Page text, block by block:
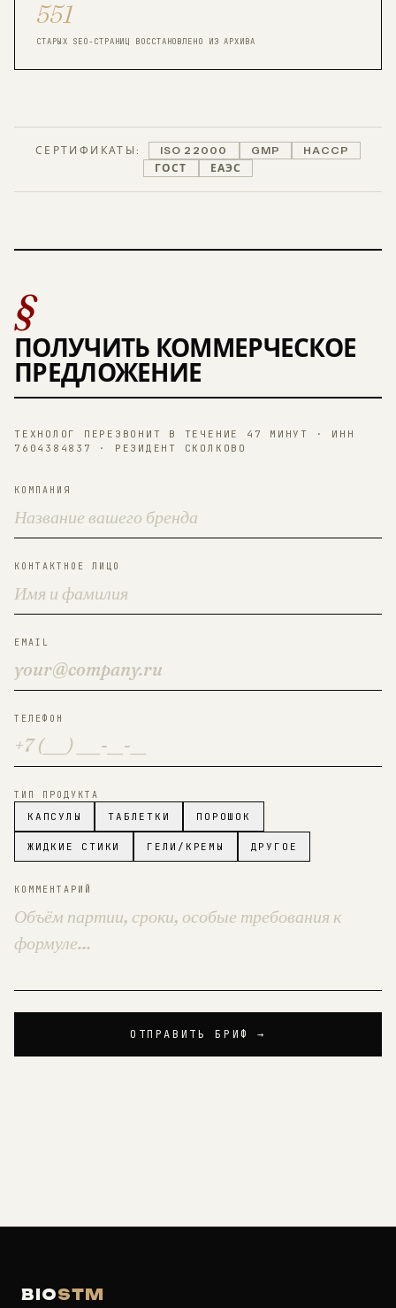
551
СТАРЫХ SEO-СТРАНИЦ ВОССТАНОВЛЕНО ИЗ АРХИВА
СЕРТИФИКАТЫ: ISO 22000 GMP
HACCP
ГОСТ
ЕАЭС
§
ПОЛУЧИТЬ КОММЕРЧЕСКОЕ
ПРЕДЛОЖЕНИЕ
ТЕХНОЛОГ ПЕРЕЗВОНИТ В ТЕЧЕНИЕ 47 МИНУТ · ИНН
7604384837 · РЕЗИДЕНТ СКОЛКОВО
КОМПАНИЯ
КОНТАКТНОЕ ЛИЦО
EMAIL
ТЕЛЕФОН
ТИП ПРОДУКТА
КАПСУЛЫ ТАБЛЕТКИ ПОРОШОК
ЖИДКИЕ СТИКИ ГЕЛИ/КРЕМЫ ДРУГОЕ
КОММЕНТАРИЙ
ОТПРАВИТЬ БРИФ →
BIOSTM